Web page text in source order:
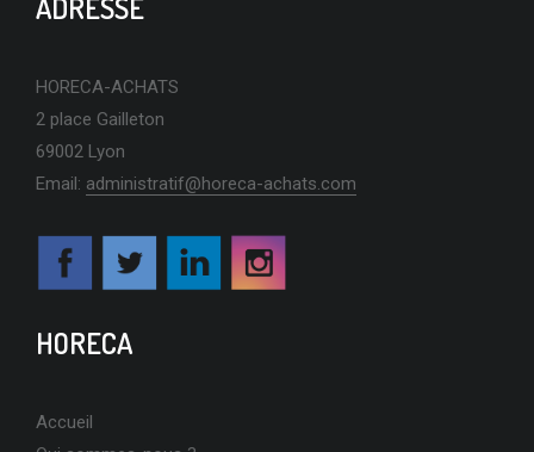
ADRESSE
HORECA-ACHATS
2 place Gailleton
69002 Lyon
Email: administratif@horeca-achats.com
HORECA
Accueil